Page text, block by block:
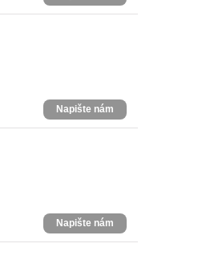
Napište nám
Napište nám